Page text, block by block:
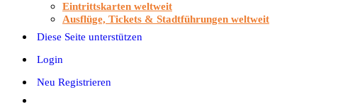
Eintrittskarten weltweit
Ausflüge, Tickets & Stadtführungen weltweit
Diese Seite unterstützen
Login
Neu Registrieren